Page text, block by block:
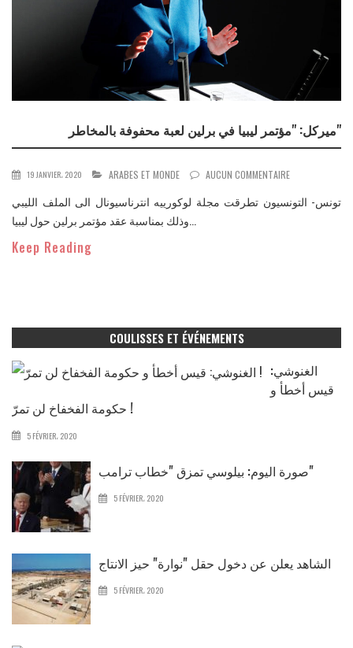
ميركل: "مؤتمر ليبيا في برلين لعبة محفوفة بالمخاطر"
19 JANVIER، 2020 ARABES ET MONDE AUCUN COMMENTAIRE
تونس- التونسيون تطرقت مجلة لوكورييه انترناسيونال الى الملف الليبي
Keep Reading
COULISSES ET ÉVÉNEMENTS
الغنوشي:
قيس أخطأ و
حكومة الفخفاخ لن تمرّ !
5 FÉVRIER، 2020
صورة اليوم: بيلوسي تمزق "خطاب ترامب"
5 FÉVRIER، 2020
الشاهد يعلن عن دخول حقل "نوارة" حيز الانتاج
5 FÉVRIER، 2020